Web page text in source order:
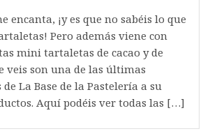
encanta, ¡y es que no sabéis lo que
Pero además viene con
mini tartaletas de cacao y de
veis son una de las últimas
La Base de la Pastelería a su
Aquí podéis ver todas las […]